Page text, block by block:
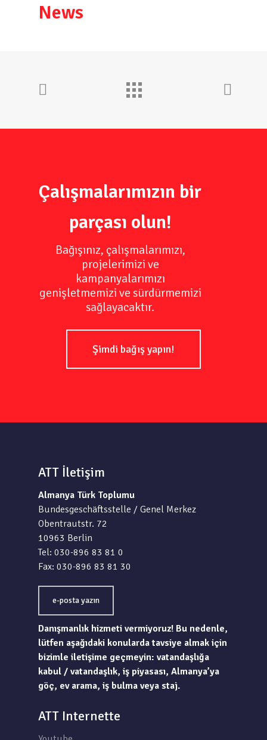
News
Çalışmalarımızın bir
parçası olun!
Bağışınız, çalışmalarımızı,
projelerimizi ve
kampanyalarımızı
genişletmemizi ve sürdürmemizi
sağlayacaktır.
Şimdi bağış yapın!
ATT İletişim
Almanya Türk Toplumu
Bundesgeschäftsstelle / Genel Merkez
Obentrautstr. 72
10963 Berlin
Tel: 030-896 83 81 0
Fax: 030-896 83 81 30
e-posta yazın
Danışmanlık hizmeti vermiyoruz! Bu nedenle,
lütfen aşağıdaki konularda tavsiye almak için
bizimle iletişime geçmeyin: vatandaşlığa
kabul / vatandaşlık, iş piyasası, Almanya’ya
göç, ev arama, iş bulma veya staj.
ATT Internette